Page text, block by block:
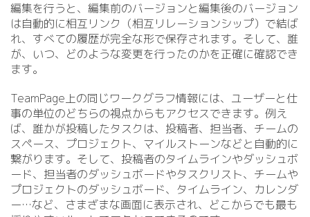
編集を行うと、編集前のバージョンと編集後のバージョン
は自動的に相互リンク（相互リレーションシップ）で結ば
れ、すべての履歴が完全な形で保存されます。そして、誰
が、いつ、どのような変更を行ったのかを正確に確認でき
ます。
TeamPage上の同じワークグラフ情報には、ユーザーと仕
事の単位のどちらの視点からもアクセスできます。例え
ば、誰かが投稿したタスクは、投稿者、担当者、チームの
スペース、プロジェクト、マイルストーンなどと自動的に
繋がります。そして、投稿者のタイムラインやダッシュボ
ード、担当者のダッシュボードやタスクリスト、チームや
プロジェクトのダッシュボード、タイムライン、カレンダ
ー…など、さまざまな画面に表示され、どこからでも最も